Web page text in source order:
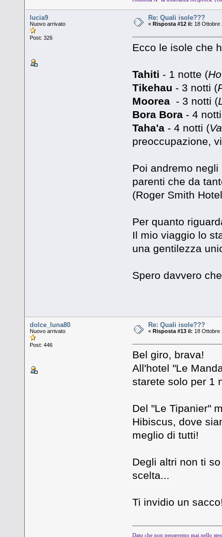
lucia9
Nuovo arrivato
Post: 326
Re: Quali isole???
«Risposta #12 il: 18 Ottobre
Ecco le isole che
Tahiti - 1 notte (
Tikehau - 3 notti (
Moorea - 3 notti (
Bora Bora - 4
Taha'a - 4 notti (
preoccupazione,
Poi andremo
parenti che da
(Roger Smith
Per quanto
Il mio viaggio lo
una gentilezza
Spero davvero
dolce_luna80
Nuovo arrivato
Post: 446
Re: Quali isole???
«Risposta #13 il: 18 Ottobre
Bel giro, brava!
All'hotel "Le
starete solo per 1
Del "Le Tipanier"
Hibiscus, dove
meglio di tutti!
Degli altri non ti
scelta...
Ti invidio un
Dato che non penseremo mai nello